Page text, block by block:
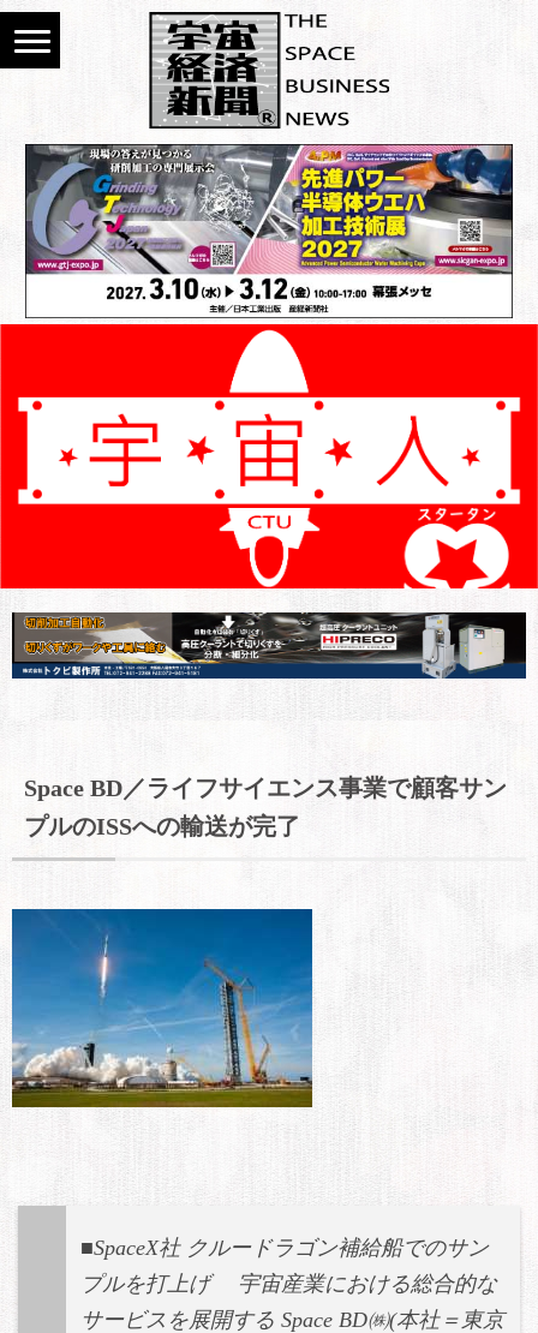
Space BD／ライフサイエンス事業で顧客サン
プルのISSへの輸送が完了
■SpaceX社 クルードラゴン補給船でのサン
プルを打上げ 宇宙産業における総合的な
サービスを展開する Space BD㈱(本社＝東京